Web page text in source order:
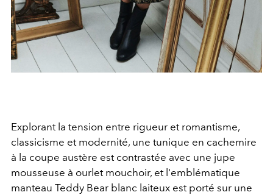
Explorant la tension entre rigueur et romantisme,
classicisme et modernité, une tunique en cachemire
à la coupe austère est contrastée avec une jupe
mousseuse à ourlet mouchoir, et l'emblématique
manteau Teddy Bear blanc laiteux est porté sur une